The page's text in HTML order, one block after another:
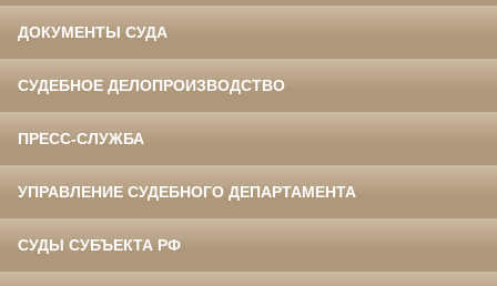
ДОКУМЕНТЫ СУДА
СУДЕБНОЕ ДЕЛОПРОИЗВОДСТВО
ПРЕСС-СЛУЖБА
УПРАВЛЕНИЕ СУДЕБНОГО ДЕПАРТАМЕНТА
СУДЫ СУБЪЕКТА РФ